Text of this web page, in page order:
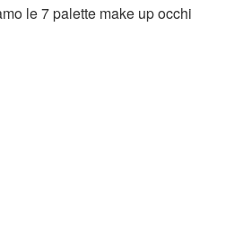
le 7 palette make up occhi